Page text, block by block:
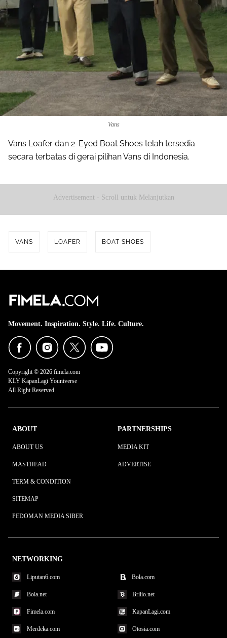
Vans
Vans Loafer dan 2-Eyed Boat Shoes telah tersedia
secara terbatas di gerai pilihan Vans di Indonesia.
Advertisement - Scroll untuk Melanjutkan
VANS LOAFER BOAT SHOES
Movement. Inspiration. Style. Life. Culture.
Copyright © 2026 fimela.com
KLY KapanLagi Youniverse
All Right Reserved
ABOUT
ABOUT US
MASTHEAD
TERM & CONDITION
SITEMAP
PEDOMAN MEDIA SIBER
PARTNERSHIPS
MEDIA KIT
ADVERTISE
NETWORKING
Liputan6.com Bola.com
Bola.net Brilio.net
Fimela.com KapanLagi.com
Merdeka.com Otosia.com